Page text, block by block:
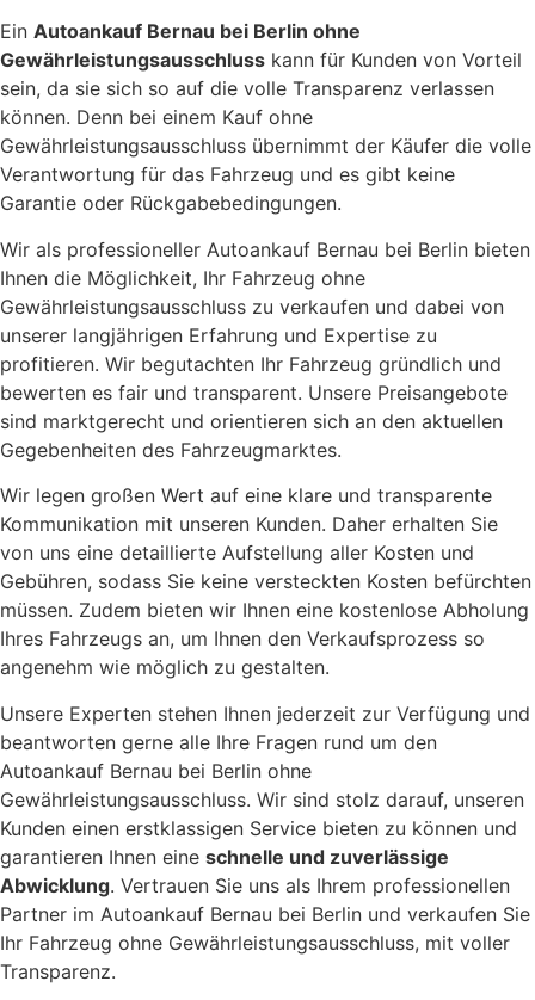
Ein Autoankauf Bernau bei Berlin ohne
Gewährleistungsausschluss kann für Kunden von Vorteil
sein, da sie sich so auf die volle Transparenz verlassen
können. Denn bei einem Kauf ohne
Gewährleistungsausschluss übernimmt der Käufer die volle
Verantwortung für das Fahrzeug und es gibt keine
Garantie oder Rückgabebedingungen.
Wir als professioneller Autoankauf Bernau bei Berlin bieten
Ihnen die Möglichkeit, Ihr Fahrzeug ohne
Gewährleistungsausschluss zu verkaufen und dabei von
unserer langjährigen Erfahrung und Expertise zu
profitieren. Wir begutachten Ihr Fahrzeug gründlich und
bewerten es fair und transparent. Unsere Preisangebote
sind marktgerecht und orientieren sich an den aktuellen
Gegebenheiten des Fahrzeugmarktes.
Wir legen großen Wert auf eine klare und transparente
Kommunikation mit unseren Kunden. Daher erhalten Sie
von uns eine detaillierte Aufstellung aller Kosten und
Gebühren, sodass Sie keine versteckten Kosten befürchten
müssen. Zudem bieten wir Ihnen eine kostenlose Abholung
Ihres Fahrzeugs an, um Ihnen den Verkaufsprozess so
angenehm wie möglich zu gestalten.
Unsere Experten stehen Ihnen jederzeit zur Verfügung und
beantworten gerne alle Ihre Fragen rund um den
Autoankauf Bernau bei Berlin ohne
Gewährleistungsausschluss. Wir sind stolz darauf, unseren
Kunden einen erstklassigen Service bieten zu können und
garantieren Ihnen eine schnelle und zuverlässige
Abwicklung. Vertrauen Sie uns als Ihrem professionellen
Partner im Autoankauf Bernau bei Berlin und verkaufen Sie
Ihr Fahrzeug ohne Gewährleistungsausschluss, mit voller
Transparenz.